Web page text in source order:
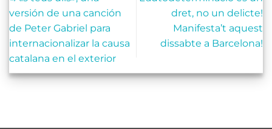
versión de una canción
de Peter Gabriel para
internacionalizar la causa
catalana en el exterior
dret, no un delicte!
Manifesta’t aquest
dissabte a Barcelona!